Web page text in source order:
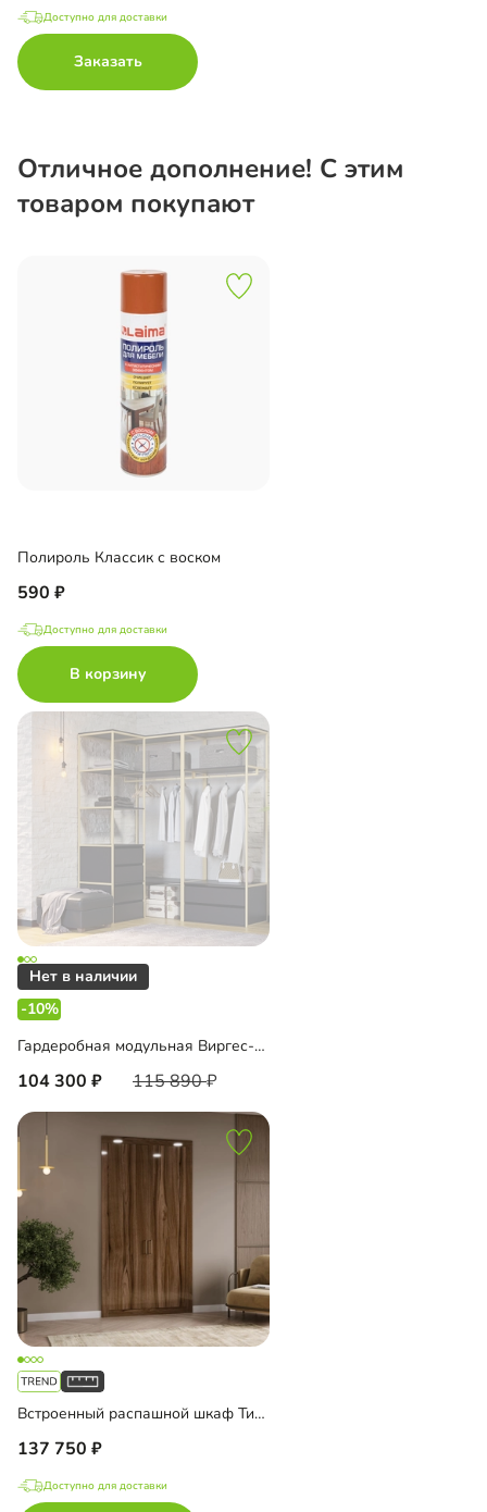
Доступно для доставки
Заказать
Отличное дополнение! С этим
товаром покупают
Полироль Классик с воском
590
Доступно для доставки
В корзину
-10%
Гардеробная модульная Виргес-11
104 300 115 890
Встроенный распашной шкаф Тино-2-2
137 750
Доступно для доставки